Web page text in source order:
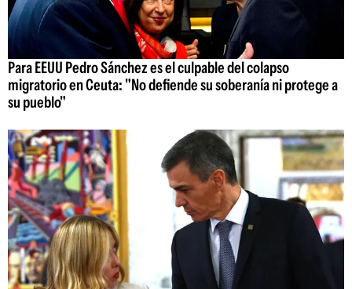
Para EEUU Pedro Sánchez es el culpable del colapso
migratorio en Ceuta: "No defiende su soberanía ni protege a
su pueblo"